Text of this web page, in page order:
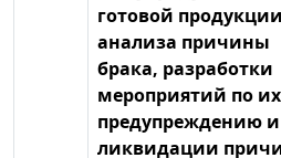
готовой
анализа причины
брака, разработки
мероприятий по их
предупреждению и
ликвидации